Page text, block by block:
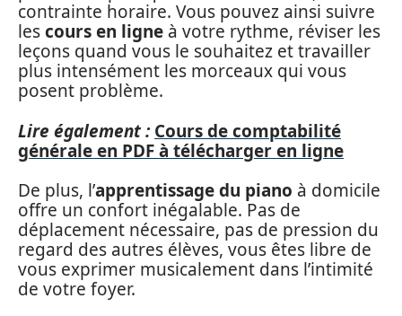
contrainte horaire. Vous pouvez ainsi suivre
lescours en ligne à votre rythme, réviser les
leçons quand vous le souhaitez et travailler
plus intensément les morceaux qui vous
posent problème.
Lire également : Cours de comptabilité
générale en PDF à télécharger en ligne
De plus, l’apprentissage du piano à domicile
offre un confort inégalable. Pas de
déplacement nécessaire, pas de pression du
regard des autres élèves, vous êtes libre de
vous exprimer musicalement dans l’intimité
de votre foyer.